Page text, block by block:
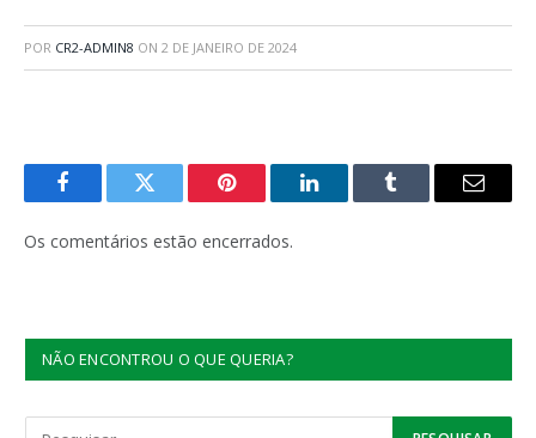
POR CR2-ADMIN8 ON 2 DE JANEIRO DE 2024
FacebookTwitter Pinterest LinkedInTumblr
E-
Os comentários estão encerrados.
NÃO ENCONTROU O QUE QUERIA?